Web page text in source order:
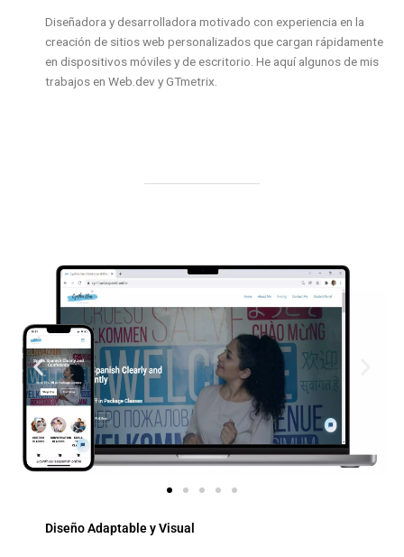
Diseñadora y desarrolladora motivado con experiencia en la
creación de sitios web personalizados que cargan rápidamente
en dispositivos móviles y de escritorio. He aquí algunos de mis
trabajos en Web.dev y GTmetrix.
Diseño Adaptable y Visual